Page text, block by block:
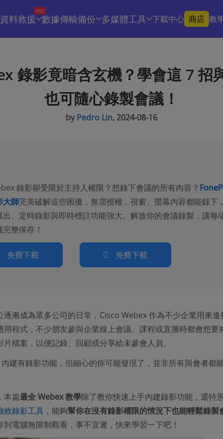
資料救援
HOT
數據傳輸備份 多媒體工具 下載中心 商店 教
錄影竟暗含玄機？學會這 7 招
也可隨心錄製會議！
byPedro Lin, 2024-08-16
錄影卻受限於主持人權限？想錄下會議的所有內容？
大師完美破解這些困擾，無需授權，視窗、螢幕內容都能錄下，
出、定時錄影與即時標註功能強大。解放你的會議錄製，讓每
整保存！
免費下載 免費下載
逐漸成為眾多公司的日常，Cisco Webex 作為不少企業用來進
用程式，不少朋友參與企業線上會議、課程或直播時都會想要
檔案，以便記錄、回顧或分享給未參會人員。
建有錄影功能，但細心的你可能發現了，並非所有與會者都
本篇最全 Webex 教學除了教你快速上手內建錄影功能，還特
效錄影工具，能夠幫你在沒有錄影權限的情況下也能輕鬆錄製
到電腦無限制觀看，事不宜遲，快來學習一下吧！